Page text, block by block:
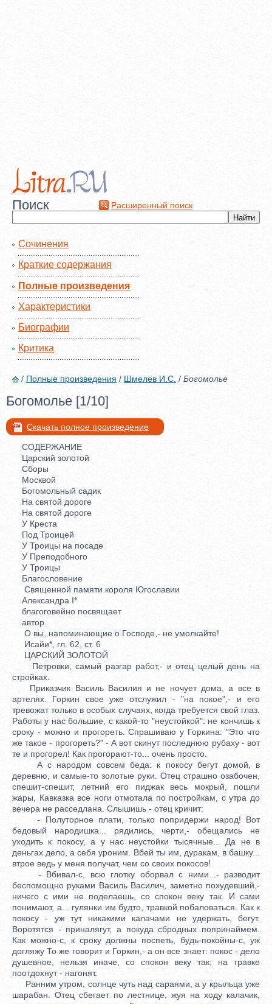
Поиск Расширенный поиск
Сочинения
Краткие содержания
Полные произведения
Характеристики
Биографии
Критика
/ Полные произведения / Шмелев И.С. / Богомолье
Богомолье [1/10]
Скачать полное произведение
СОДЕРЖАНИЕ
Царский золотой
Сборы
Москвой
Богомольный садик
На святой дороге
На святой дороге
У Креста
Под Троицей
У Троицы на посаде
У Преподобного
У Троицы
Благословение
Священной памяти короля Югославии
Александра I*
благоговейно посвящает
автор.
О вы, напоминающие о Господе,- не умолкайте!
Исайи*, гл. 62, ст. 6
ЦАРСКИЙ ЗОЛОТОЙ
Петровки, самый разгар работ,- и отец целый день на
стройках.
Приказчик Василь Василия и не ночует дома, а все в
артелях. Горкин свое уже отслужил - "на покое",- и его
тревожат только в особых случаях, когда требуется свой глаз.
Работы у нас большие, с какой-то "неустойкой": не кончишь к
сроку - можно и прогореть. Спрашиваю у Горкина: "Это что
же такое - прогореть?" - А вот скинут последнюю рубаху - вот
те и прогорел! Как прогорают-то... очень просто.
А с народом совсем беда: к покосу бегут домой, в
деревню, и самые-то золотые руки. Отец страшно озабочен,
спешит-спешит, летний его пиджак весь мокрый, пошли
жары, Кавказка все ноги отмотала по постройкам, с утра до
вечера не расседлана. Слышишь - отец кричит:
- Полуторное плати, только попридержи народ! Вот
бедовый народишка... рядились, черти,- обещались не
уходить к покосу, а у нас неустойки тысячные... Да не в
деньгах дело, а себя уроним. Вбей ты им, дуракам, в башку...
втрое ведь у меня получат, чем со своих покосов!
- Вбивал-с, всю глотку оборвал с ними...- разводит
беспомощно руками Василь Василич, заметно похудевший,-
ничего с ими не поделаешь, со спокон веку так. И сами
понимают, а... гулянки им будто, травкой побаловаться. Как к
покосу - уж тут никакими калачами не удержать, бегут.
Воротятся - приналягут, а покуда сбродных попринаймем.
Как можно-с, к сроку должны поспеть, будь-покойны-с, уж
догляжу То же говорит и Горкин,- а он все знает: покос - дело
душевное, нельзя иначе, со спокон веку так; на травке
поотдохнут - нагонят.
Ранним утром, солнце чуть над сараями, а у крыльца уже
шарабан. Отец сбегает по лестнице, жуя на ходу калачик,